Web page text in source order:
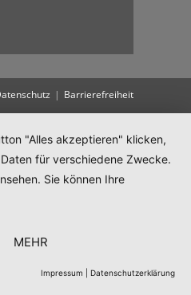
Barrierefreiheit
"Alles akzeptieren" klicken,
für verschiedene Zwecke.
Sie können Ihre
MEHR
Impressum Datenschutzerklärung